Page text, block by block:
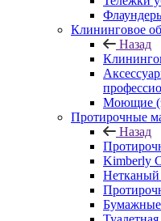
Клининговое
Назад
Моющие
Протирочные
Назад
Kimberly
Нетканый
Бумажные